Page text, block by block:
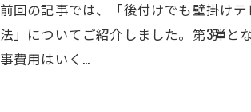
前回の記事では、「後付けでも壁掛け
法」についてご紹介しました。第3弾と
事費用はいく…